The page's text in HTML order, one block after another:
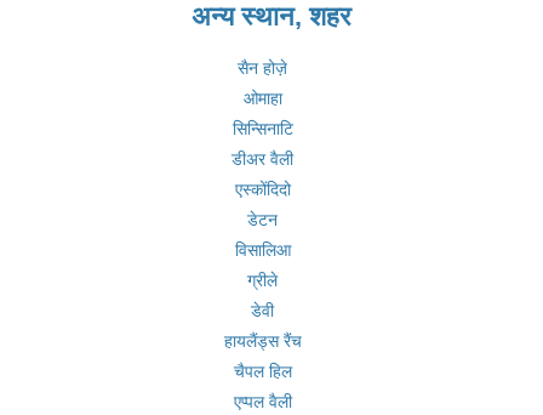
अन्य स्थान, शहर
सैन होज़े
ओमाहा
सिन्सिनाटि
डीअर वैली
एस्कोंदिदो
डेटन
विसालिआ
ग्रीले
डेवी
हायलैंड्स रैंच
चैपल हिल
एप्पल वैली